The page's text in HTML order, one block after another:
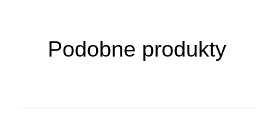
Podobne produkty